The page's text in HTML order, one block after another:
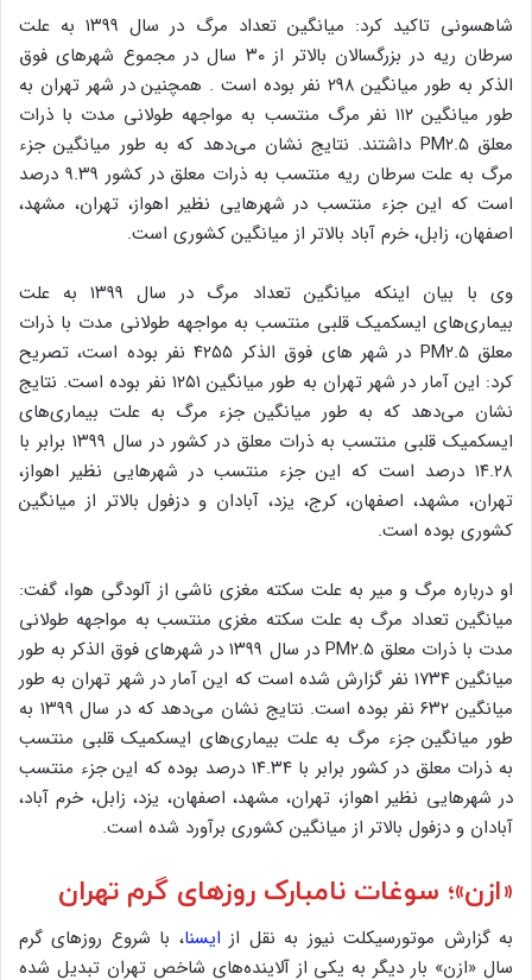
شاهسونی تاکید کرد: میانگین تعداد مرگ در سال ۱۳۹۹ به علت
سرطان ریه در بزرگسالان بالاتر از ۳۰ سال در مجموع شهرهای فوق
الذکر به طور میانگین ۲۹۸ نفر بوده است . همچنین در شهر تهران به
طور میانگین ۱۱۲ نفر مرگ منتسب به مواجهه طولانی مدت با ذرات
معلق PM۲.۵ داشتند. نتایج نشان می‌دهد که به طور میانگین جزء
مرگ به علت سرطان ریه منتسب به ذرات معلق در کشور ۹.۳۹ درصد
است که این جزء منتسب در شهرهایی نظیر اهواز، تهران، مشهد،
اصفهان، زابل، خرم آباد بالاتر از میانگین کشوری است.
وی با بیان اینکه میانگین تعداد مرگ در سال ۱۳۹۹ به علت
بیماری‌های ایسکمیک قلبی منتسب به مواجهه طولانی مدت با ذرات
معلق PM۲.۵ در شهر های فوق الذکر ۴۲۵۵ نفر بوده است،‌ تصریح
کرد: این آمار در شهر تهران به طور میانگین ۱۲۵۱ نفر بوده است. نتایج
نشان می‌دهد که به طور میانگین جزء مرگ به علت بیماری‌های
ایسکمیک قلبی منتسب به ذرات معلق در کشور در سال ۱۳۹۹ برابر با
۱۴.۲۸ درصد است که این جزء منتسب در شهرهایی نظیر اهواز،
تهران، مشهد، اصفهان، کرج، یزد، آبادان و دزفول بالاتر از میانگین
کشوری بوده است.
او درباره مرگ و میر به علت سکته مغزی ناشی از آلودگی هوا،‌ گفت:
میانگین تعداد مرگ به علت سکته مغزی منتسب به مواجهه طولانی
مدت با ذرات معلق PM۲.۵ در سال ۱۳۹۹ در شهرهای فوق الذکر به طور
میانگین ۱۷۳۴ نفر گزارش شده است که این آمار در شهر تهران به طور
میانگین ۶۳۲ نفر بوده است. نتایج نشان می‌دهد که در سال ۱۳۹۹ به
طور میانگین جزء مرگ به علت بیماری‌های ایسکمیک قلبی منتسب
به ذرات معلق در کشور برابر با ۱۴.۳۴ درصد بوده که این جزء منتسب
در شهرهایی نظیر اهواز، تهران، مشهد، اصفهان، یزد، زابل، خرم آباد،
آبادان و دزفول بالاتر از میانگین کشوری برآورد شده است.
«ازن»؛ سوغات نامبارک روزهای گرم تهران
به گزارش موتورسیکلت نیوز به نقل از ایسنا، با شروع روزهای گرم
سال «ازن» بار دیگر به یکی از آلاینده‌های شاخص تهران تبدیل شده